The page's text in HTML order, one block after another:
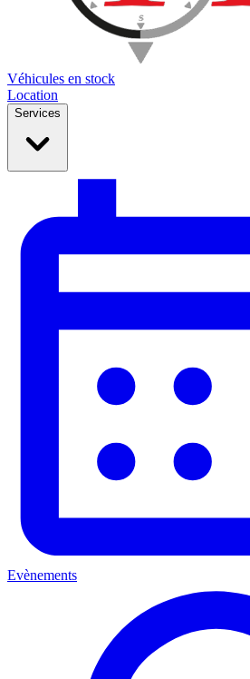
Véhicules en stock
Location
Services
Evènements